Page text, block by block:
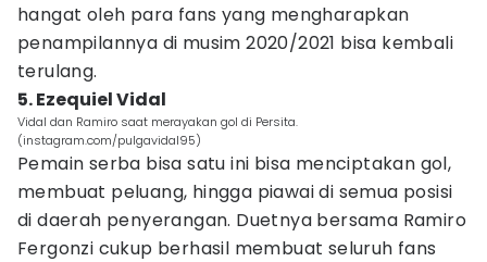
hangat oleh para fans yang mengharapkan
penampilannya di musim 2020/2021 bisa kembali
terulang.
5. Ezequiel Vidal
Vidal dan Ramiro saat merayakan gol di Persita.
(instagram.com/pulgavidal95)
Pemain serba bisa satu ini bisa menciptakan gol,
membuat peluang, hingga piawai di semua posisi
di daerah penyerangan. Duetnya bersama Ramiro
Fergonzi cukup berhasil membuat seluruh fans